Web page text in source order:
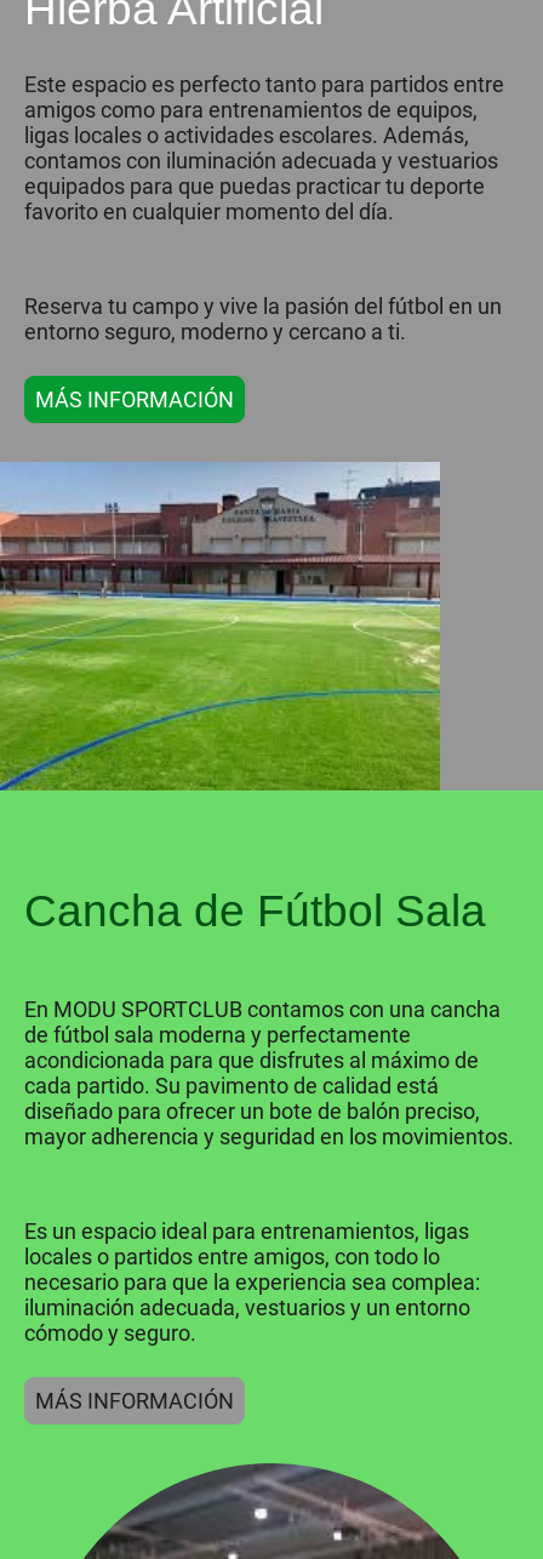
Este espacio es perfecto tanto para partidos entre
amigos como para entrenamientos de equipos,
ligas locales o actividades escolares. Además,
contamos con iluminación adecuada y vestuarios
equipados para que puedas practicar tu deporte
favorito en cualquier momento del día.
Reserva tu campo y vive la pasión del fútbol en un
entorno seguro, moderno y cercano a ti.
MÁS INFORMACIÓN
Cancha de Fútbol Sala
En MODU SPORTCLUB contamos con una cancha
de fútbol sala moderna y perfectamente
acondicionada para que disfrutes al máximo de
cada partido. Su pavimento de calidad está
diseñado para ofrecer un bote de balón preciso,
mayor adherencia y seguridad en los movimientos.
Es un espacio ideal para entrenamientos, ligas
locales o partidos entre amigos, con todo lo
necesario para que la experiencia sea complea:
iluminación adecuada, vestuarios y un entorno
cómodo y seguro.
MÁS INFORMACIÓN